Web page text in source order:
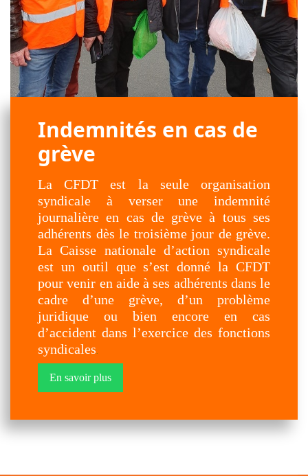
Indemnités en cas de
grève
La CFDT est la seule organisation
syndicale à verser une indemnité
journalière en cas de grève à tous ses
adhérents dès le troisième jour de grève.
La Caisse nationale d’action syndicale
est un outil que s’est donné la CFDT
pour venir en aide à ses adhérents dans le
cadre d’une grève, d’un problème
juridique ou bien encore en cas
d’accident dans l’exercice des fonctions
syndicales.
En savoir plus